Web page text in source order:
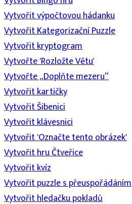
Vytvořit výpočtovou hádanku
Vytvořit Kategorizační Puzzle
Vytvořit kryptogram
Vytvořte 'Rozložte Větu'
Vytvořte „Doplňte mezeru“
Vytvořit kartičky
Vytvořit Šibenici
Vytvořit klávesnici
Vytvořit 'Označte tento obrázek'
Vytvořit hru Čtveřice
Vytvořit kvíz
Vytvořit puzzle s přeuspořádáním
Vytvořit hledačku pokladů